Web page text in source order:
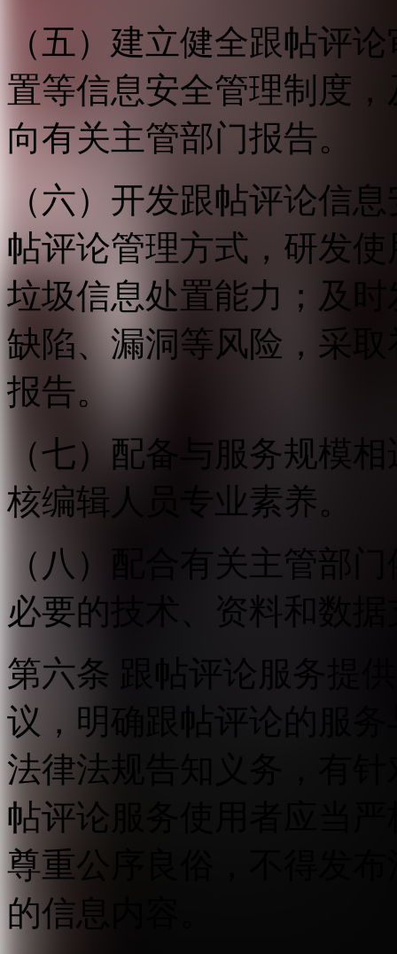
（五）建立健全跟帖评
置等信息安全管理制度
向有关主管部门报告。
（六）开发跟帖评论信
帖评论管理方式，研发
垃圾信息处置能力；及
缺陷、漏洞等风险，采
报告。
（七）配备与服务规模
核编辑人员专业素养。
（八）配合有关主管部
必要的技术、资料和数
第六条 跟帖评论服务提
议，明确跟帖评论的服
法律法规告知义务，有
帖评论服务使用者应当
尊重公序良俗，不得发
的信息内容。